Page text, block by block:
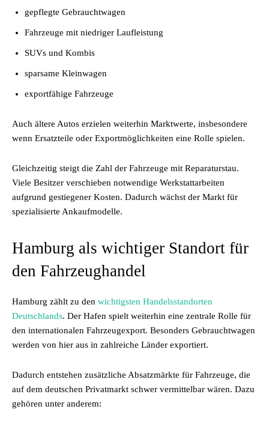
gepflegte Gebrauchtwagen
Fahrzeuge mit niedriger Laufleistung
SUVs und Kombis
sparsame Kleinwagen
exportfähige Fahrzeuge
Auch ältere Autos erzielen weiterhin Marktwerte, insbesondere
wenn Ersatzteile oder Exportmöglichkeiten eine Rolle spielen.
Gleichzeitig steigt die Zahl der Fahrzeuge mit Reparaturstau.
Viele Besitzer verschieben notwendige Werkstattarbeiten
aufgrund gestiegener Kosten. Dadurch wächst der Markt für
spezialisierte Ankaufmodelle.
Hamburg als wichtiger Standort für
den Fahrzeughandel
Hamburg zählt zu den wichtigsten Handelsstandorten
Deutschlands. Der Hafen spielt weiterhin eine zentrale Rolle für
den internationalen Fahrzeugexport. Besonders Gebrauchtwagen
werden von hier aus in zahlreiche Länder exportiert.
Dadurch entstehen zusätzliche Absatzmärkte für Fahrzeuge, die
auf dem deutschen Privatmarkt schwer vermittelbar wären. Dazu
gehören unter anderem: